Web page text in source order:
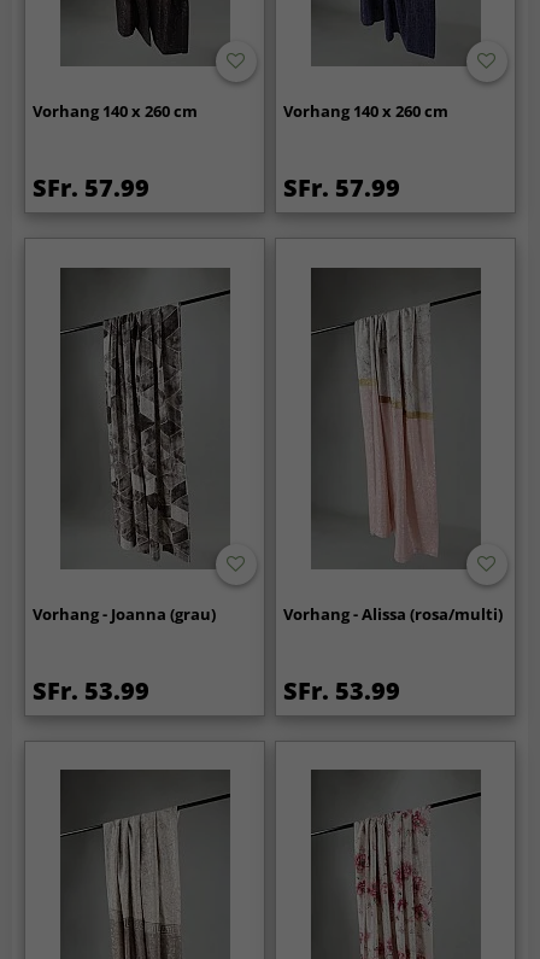
Vorhang 140 x 260 cm
SFr. 57.99
Vorhang 140 x 260 cm
SFr. 57.99
Vorhang - Joanna (grau)
SFr. 53.99
Vorhang - Alissa (rosa/multi)
SFr. 53.99